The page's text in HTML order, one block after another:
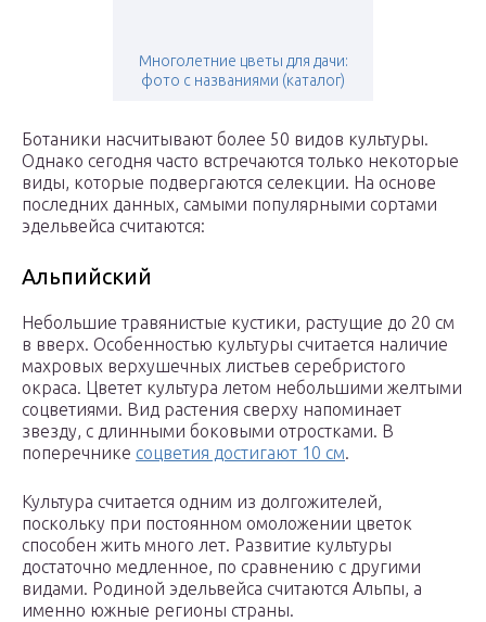
Многолетние цветы для дачи:
фото с названиями (каталог)
Ботаники насчитывают более 50 видов культуры.
Однако сегодня часто встречаются только некоторые
виды, которые подвергаются селекции. На основе
последних данных, самыми популярными сортами
эдельвейса считаются:
Альпийский
Небольшие травянистые кустики, растущие до 20 см
в вверх. Особенностью культуры считается наличие
махровых верхушечных листьев серебристого
окраса. Цветет культура летом небольшими желтыми
соцветиями. Вид растения сверху напоминает
звезду, с длинными боковыми отростками. В
поперечнике соцветия достигают 10 см.
Культура считается одним из долгожителей,
поскольку при постоянном омоложении цветок
способен жить много лет. Развитие культуры
достаточно медленное, по сравнению с другими
видами. Родиной эдельвейса считаются Альпы, а
именно южные регионы страны.